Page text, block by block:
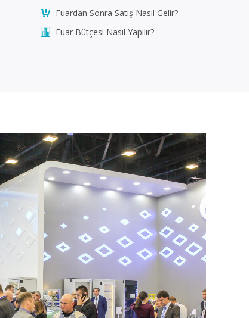
Fuardan Sonra Satış Nasıl Gelir?
Fuar Bütçesi Nasıl Yapılır?